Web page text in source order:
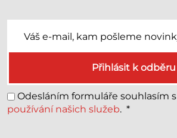
Přihlásit k odběru
Odesláním formuláře souhlasím s
používání našich služeb. *